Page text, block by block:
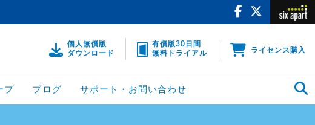
個人無償版
ダウンロード
有償版30日間
無料トライアル
ライセンス購入
プ ブログ サポート・お問い合わせ